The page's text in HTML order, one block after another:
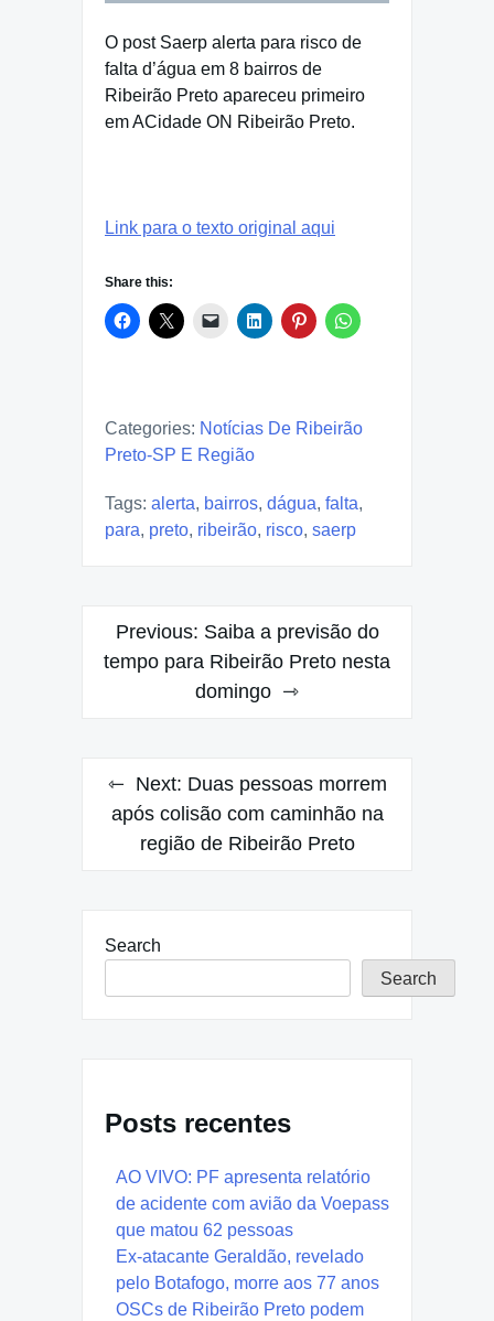
O post Saerp alerta para risco de
falta d’água em 8 bairros de
Ribeirão Preto apareceu primeiro
em ACidade ON Ribeirão Preto.
Link para o texto original aqui
Share this:
Categories: Notícias De Ribeirão
Preto-SP E Região
Tags: alerta, bairros, dágua, falta,
para, preto, ribeirão, risco, saerp
Post
navigation
Previous: Saiba a previsão do
tempo para Ribeirão Preto nesta
domingo
Next: Duas pessoas morrem
após colisão com caminhão na
região de Ribeirão Preto
Search
Search
Posts recentes
AO VIVO: PF apresenta relatório
de acidente com avião da Voepass
que matou 62 pessoas
Ex-atacante Geraldão, revelado
pelo Botafogo, morre aos 77 anos
OSCs de Ribeirão Preto podem